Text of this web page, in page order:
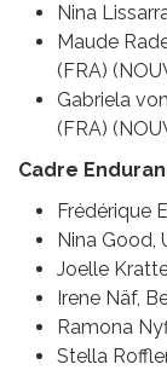
Nina
Maude
(FRA)
Gabriela
(FRA)
Cadre
Frédérique
Nina Good,
Joelle
Irene Näf,
Ramona
Stella